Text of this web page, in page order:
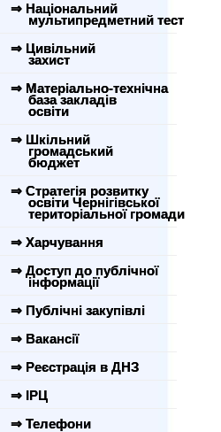
⇒ Національний
мультипредметний тест
⇒ Цивільний
захист
⇒ Матеріально-технічна
база закладів
освіти
⇒ Шкільний
громадський
бюджет
⇒ Стратегія розвитку
освіти Чернігівської
територіальної громади
⇒ Харчування
⇒ Доступ до публічної
інформації
⇒ Публічні закупівлі
⇒ Вакансії
⇒ Реєстрація в ДНЗ
⇒ ІРЦ
⇒ Телефони